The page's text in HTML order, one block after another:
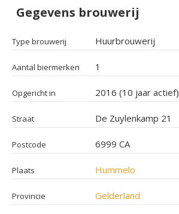
Gegevens brouwerij
Type brouwerij Huurbrouwerij
Aantal biermerken 1
Opgericht in 2016 (10 jaar actief)
Straat De Zuylenkamp 21
Postcode 6999 CA
Plaats Hummelo
Provincie Gelderland